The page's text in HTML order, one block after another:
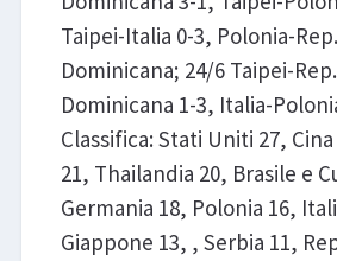
Taipei-Italia 0-3, Polonia-Rep.
Dominicana; 24/6 Taipei-Rep.
Dominicana 1-3, Italia-
Classifica: Stati Uniti 27,
21, Thailandia 20, Brasile e
Germania 18, Polonia 16,
Giappone 13, , Serbia 11,